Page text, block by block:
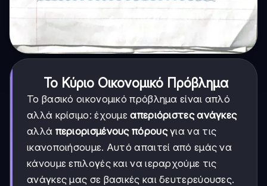
Το Κύριο Οικονομικό Πρόβλημα
Το βασικό οικονομικό πρόβλημα είναι απλό
αλλά κρίσιμο: έχουμεαπεριόριστες ανάγκες
αλλά περιορισμένους πόρουςγια να τις
ικανοποιήσουμε. Αυτό απαιτεί από εμάς να
κάνουμε επιλογές και να ιεραρχούμε τις
ανάγκες μας σε βασικές και δευτερεύουσες.